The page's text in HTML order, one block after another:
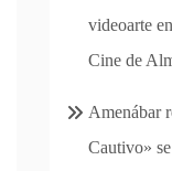
videoarte
Cine de
Amenábar
Cautivo»